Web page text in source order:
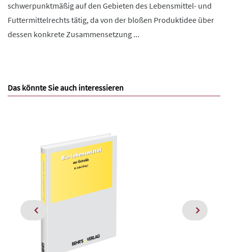
schwerpunktmäßig auf den Gebieten des Lebensmittel- und
Futtermittelrechts tätig, da von der bloßen Produktidee über
dessen konkrete Zusammensetzung ...
Das könnte Sie auch interessieren